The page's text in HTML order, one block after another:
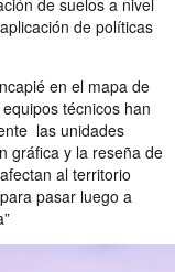
de políticas
en el mapa de
técnicos han
las unidades
gráfica y la reseña de
al territorio
pasar luego a